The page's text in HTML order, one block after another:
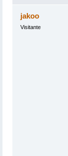
jakoo
Visitante